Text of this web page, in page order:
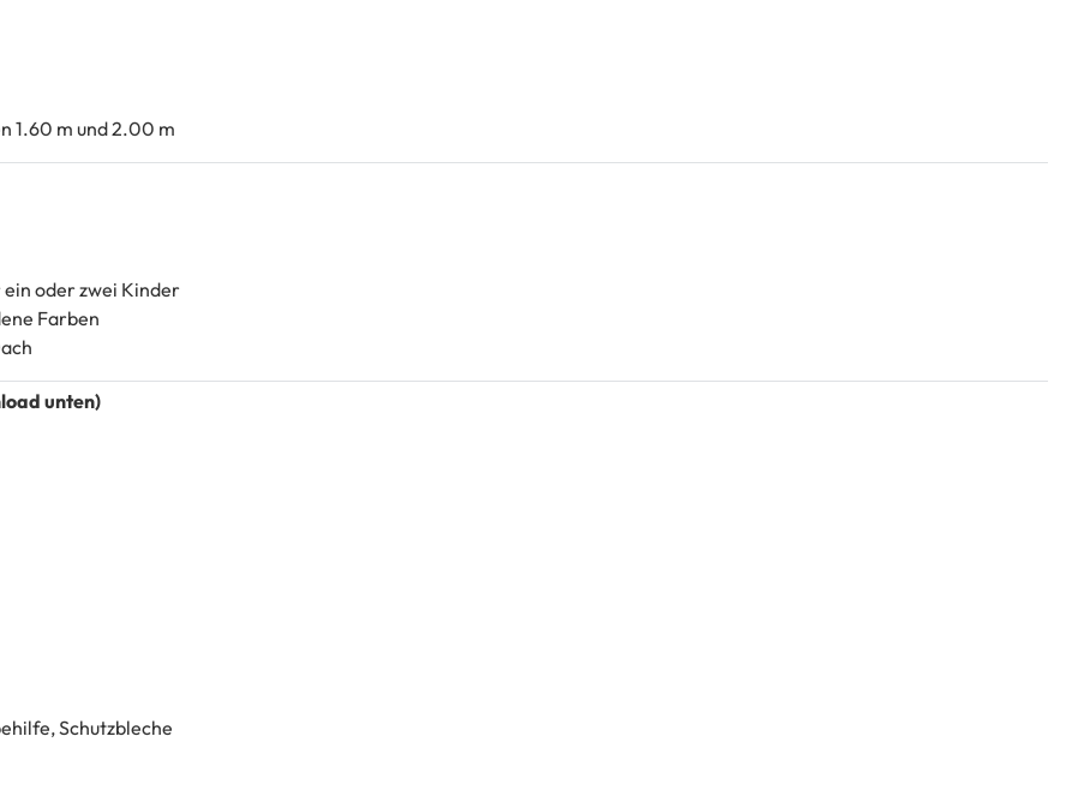
1.60 m und 2.00 m
oder zwei Kinder
Farben
unten)
Schutzbleche